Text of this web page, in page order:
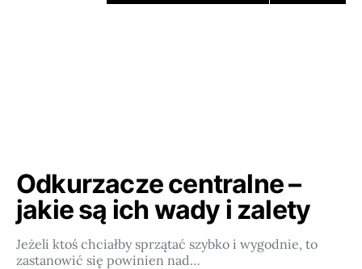
Odkurzacze centralne –
jakie są ich wady i zalety
Jeżeli ktoś chciałby sprzątać szybko i wygodnie, to
zastanowić się powinien nad…